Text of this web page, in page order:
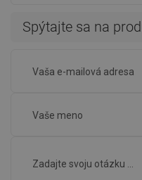
Spýtajte sa na